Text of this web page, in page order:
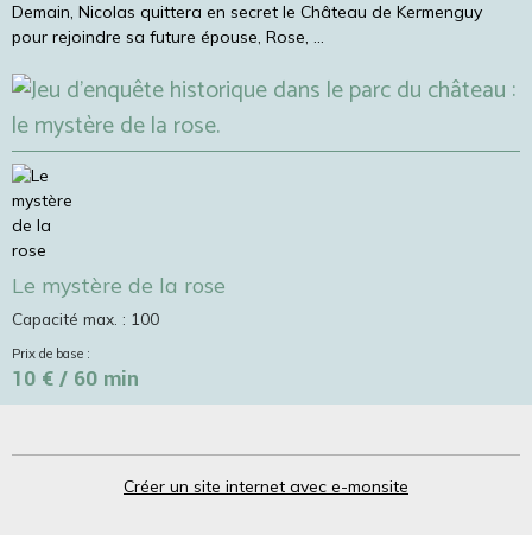
Demain, Nicolas quittera en secret le Château de Kermenguy
pour rejoindre sa future épouse, Rose, ...
Le mystère de la rose
Capacité max. : 100
Prix de base :
10 € / 60 min
Créer un site internet avec e-monsite